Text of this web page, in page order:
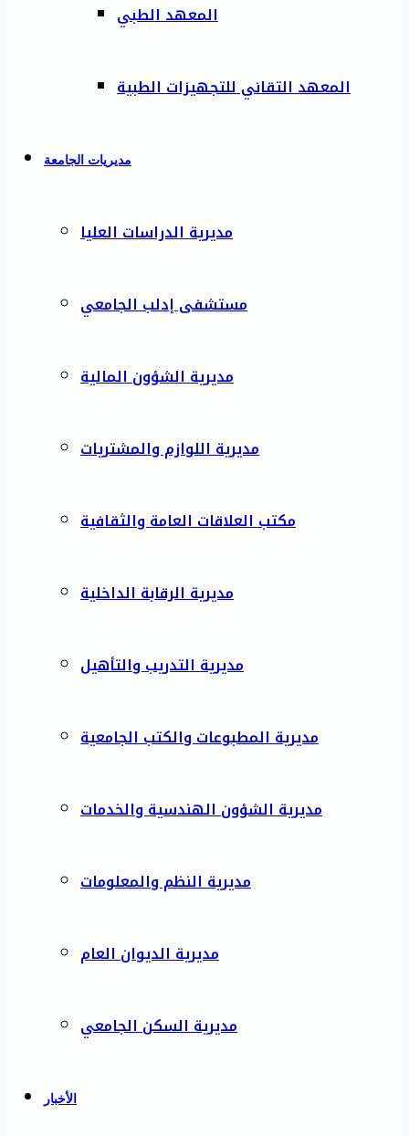
المعهد الطبي
المعهد التقاني للتجهيزات الطبية
مديريات الجامعة
مديرية الدراسات العليا
مستشفى إدلب الجامعي
مديرية الشؤون المالية
مديرية اللوازم والمشتريات
مكتب العلاقات العامة والثقافية
مديرية الرقابة الداخلية
مديرية التدريب والتأهيل
مديرية المطبوعات والكتب الجامعية
مديرية الشؤون الهندسية والخدمات
مديرية النظم والمعلومات
مديرية الديوان العام
مديرية السكن الجامعي
الأخبار